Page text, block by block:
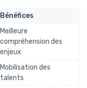
Bénéfices
Meilleure
compréhension des
enjeux
Mobilisation des
talents